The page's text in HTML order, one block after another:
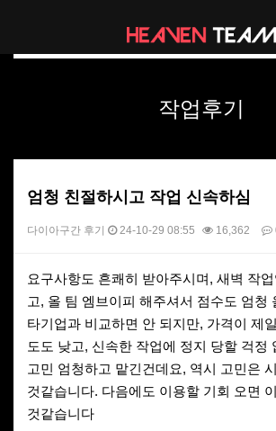
작업후기
엄청 친절하시고 작업 신속하심
다이아구간 후기 24-10-29 08:55 16,362
본문
요구사항도 흔쾌히 받아주시며, 새벽 작
고, 올 팀 엠브이피 해주셔서 점수도 엄청
타기업과 비교하면 안 되지만, 가격이 제
도도 낮고, 신속한 작업에 정지 당할 걱정
고민 엄청하고 맡긴건데요, 역시 고민은
것같습니다. 다음에도 이용할 기회 오면
것같습니다